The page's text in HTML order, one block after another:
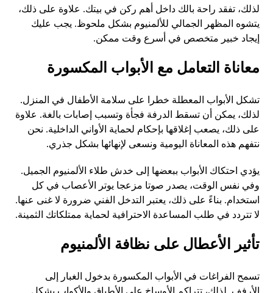
لذلك، تفقد راحة بالك داخل أهم ركن في بيتك. علاوة على ذلك،
يتشوه المظهر الجمالي للألمنيوم بشكل ملحوظ. يجب عليك
إيجاد خبير متخصص في أسرع وقت ممكن.
معاناة التعامل مع الأبواب المكسورة
تشكل الأبواب المعطلة خطرا على سلامة الأطفال في المنزل.
لذلك، يمكن أن تسقط الدرفة فجأة وتسبب إصابات بالغة. علاوة
على ذلك، يصعب إغلاقها بإحكام لحماية الأواني الداخلية. نحن
نتفهم هذه المعاناة اليومية ونسعى لإنهائها بشكل جذري.
يؤدي احتكاك الأبواب ببعضها إلى خدش طلاء الألمنيوم الجميل.
وفي نفس الوقت، يصدر صوتا مزعجا يوتر الأعصاب في كل
استخدام. بناءً على ذلك، يعتبر التدخل الفني ضرورة لا غنى عنها.
لا تتردد في طلب المساعدة الاحترافية لحماية ممتلكاتك الثمينة.
تأثير الأعطال على نظافة الألمنيوم
تسمح الفراغات في الأبواب المكسورة بدخول الغبار إلى
الأرفف. لذلك، تتراكم الأوساخ على الأطباق والأكواب بشكل